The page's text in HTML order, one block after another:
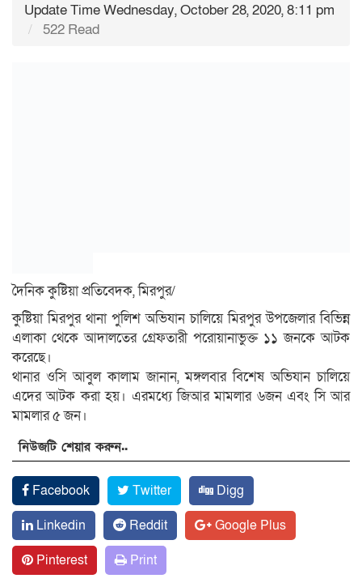
Update Time Wednesday, October 28, 2020, 8:11 pm
522 Read
দৈনিক কুষ্টিয়া প্রতিবেদক, মিরপুর/
কুষ্টিয়া মিরপুর থানা পুলিশ অভিযান চালিয়ে মিরপুর উপজেলার বিভিন্ন
এলাকা থেকে আদালতের গ্রেফতারী পরোয়ানাভুক্ত ১১ জনকে আটক
করেছে।
থানার ওসি আবুল কালাম জানান, মঙ্গলবার বিশেষ অভিযান চালিয়ে
এদের আটক করা হয়। এরমধ্যে জিআর মামলার ৬জন এবং সি আর
মামলার ৫ জন।
নিউজটি শেয়ার করুন..
Facebook Twitter
Digg
Linkedin
Reddit
Google Plus
Pinterest
Print